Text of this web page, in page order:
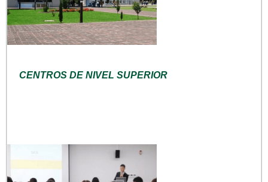
CENTROS DE NIVEL SUPERIOR